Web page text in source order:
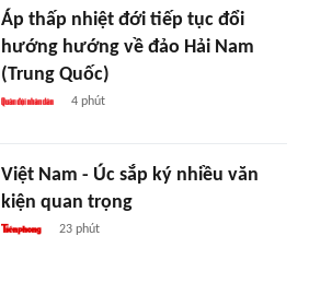
Áp thấp nhiệt đới tiếp tục đổi
hướng hướng về đảo Hải Nam
(Trung Quốc)
4 phút
Việt Nam - Úc sắp ký nhiều văn
kiện quan trọng
23 phút